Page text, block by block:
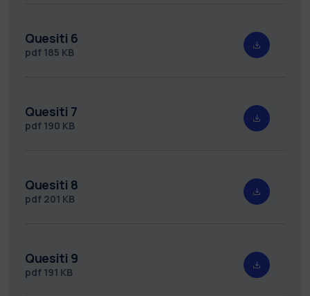
Quesiti 6
pdf 185 KB
Quesiti 7
pdf 190 KB
Quesiti 8
pdf 201 KB
Quesiti 9
pdf 191 KB